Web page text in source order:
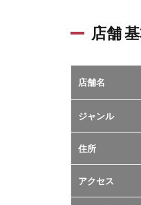
店舗
店舗名
ジャンル
住所
アクセス